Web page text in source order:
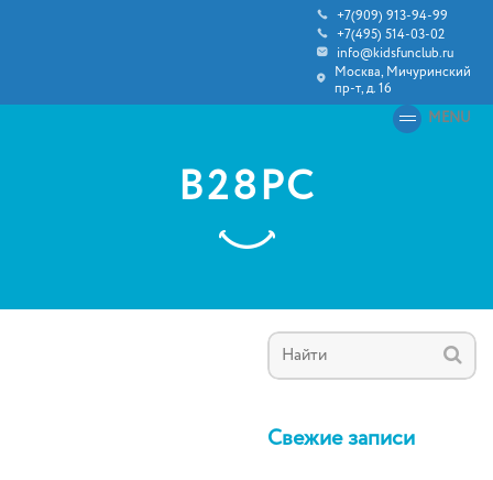
+7(909) 913-94-99
+7(495) 514-03-02
info@kidsfunclub.ru
Москва, Мичуринский
пр-т, д. 16
MENU
B28PC
Свежие записи